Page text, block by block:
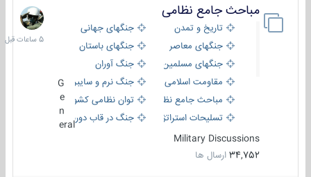
مباحث جامع نظامی
تاریخ و تمدن
جنگهای جهانی
جنگهای معاصر
جنگهای باستان
جنگهای مسلمین
جنگ آوران
مقاومت اسلامی
جنگ نرم و سایبری
مباحث جامع نظامی
توان نظامی کشورها
تسلیحات استراتژیک
جنگ در قاب دوربین
eral
Military Discussions
34,752 ارسال ها
5
ساعات
قبل